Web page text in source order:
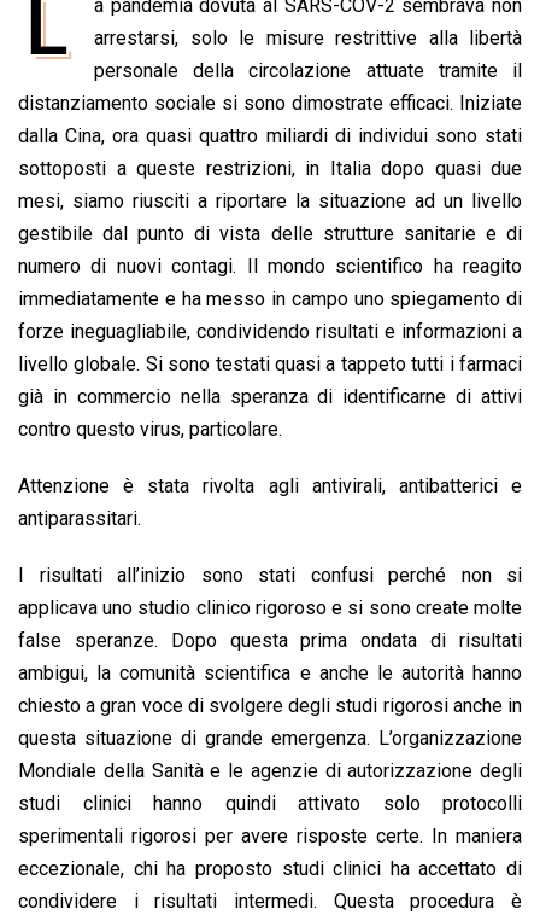
o
o
k
a
t
s
A
p
p
n
k
e
d
I
n
r
e
a
d
s
a
l
p
y
L
i
n
k
i
n
t
L
a pandemia dovuta al SARS-COV-2 sembrava non
arrestarsi, solo le misure restrittive alla libertà
personale della circolazione attuate tramite il
distanziamento sociale si sono dimostrate efficaci. Iniziate
dalla Cina, ora quasi quattro miliardi di individui sono stati
sottoposti a queste restrizioni, in Italia dopo quasi due
mesi, siamo riusciti a riportare la situazione ad un livello
gestibile dal punto di vista delle strutture sanitarie e di
numero di nuovi contagi. Il mondo scientifico ha reagito
immediatamente e ha messo in campo uno spiegamento di
forze ineguagliabile, condividendo risultati e informazioni a
livello globale. Si sono testati quasi a tappeto tutti i farmaci
già in commercio nella speranza di identificarne di attivi
contro questo virus, particolare.
Attenzione è stata rivolta agli antivirali, antibatterici e
antiparassitari.
I risultati all’inizio sono stati confusi perché non si
applicava uno studio clinico rigoroso e si sono create molte
false speranze. Dopo questa prima ondata di risultati
ambigui, la comunità scientifica e anche le autorità hanno
chiesto a gran voce di svolgere degli studi rigorosi anche in
questa situazione di grande emergenza. L’organizzazione
Mondiale della Sanità e le agenzie di autorizzazione degli
studi clinici hanno quindi attivato solo protocolli
sperimentali rigorosi per avere risposte certe. In maniera
eccezionale, chi ha proposto studi clinici ha accettato di
condividere i risultati intermedi. Questa procedura è